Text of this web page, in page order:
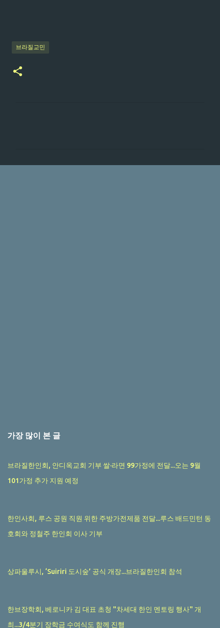
브라질교민
가장 많이 본 글
브라질한인회, 안디옥교회 기부 쌀·라면 99가정에 전달...오는 9월
101가정 추가 지원 예정
한인사회, 루스 공원 직원 위한 주방가전제품 전달...루스 배드민턴 동
호회와 정철주 한인회 이사 기부
상파울루시, ‘Suiriri 도시숲’ 공식 개장...브라질한인회 참석
한브장학회, 베로니카 김 대표 초청 "차세대 한인 멘토링 행사" 개
최...3/4분기 장학금 수여식도 함께 진행